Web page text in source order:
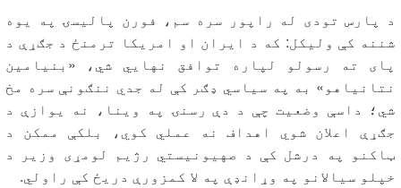
د پارس تودی له راپور سره سم، فورن پالیسۍ په یوه
شننه کې ولیکل: که د ایران او امریکا ترمنځ د جګړې د
پای ته رسولو لپاره توافق نهايي شي، «بنیامین
نتانیاهو» به په سیاسي ډګر کې له جدي ننګونې سره مخ
شي؛ داسې وضعیت چې د دې رسنۍ په وینا، نه یوازې د
جګړې اعلان شوي اهداف نه عملي کوي، بلکې ممکن د
ټاکنو په درشل کې د صهیونیستي رژیم لومړی وزیر د
خپلو سیالانو په وړانډې په لا کمزورې دریځ کې راولي.